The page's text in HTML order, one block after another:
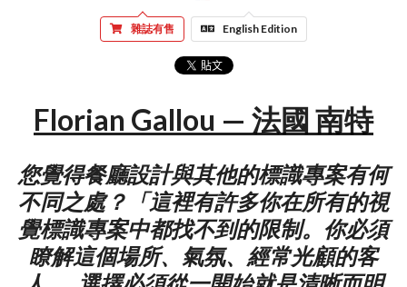
雜誌有售 English Edition
Florian Gallou — 法國 南特
您覺得餐廳設計與其他的標識專案有何
不同之處？「這裡有許多你在所有的視
覺標識專案中都找不到的限制。你必須
瞭解這個場所、氣氛、經常光顧的客